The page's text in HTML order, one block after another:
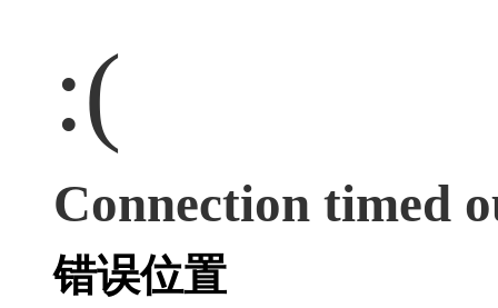
:(
Connection timed
错误位置